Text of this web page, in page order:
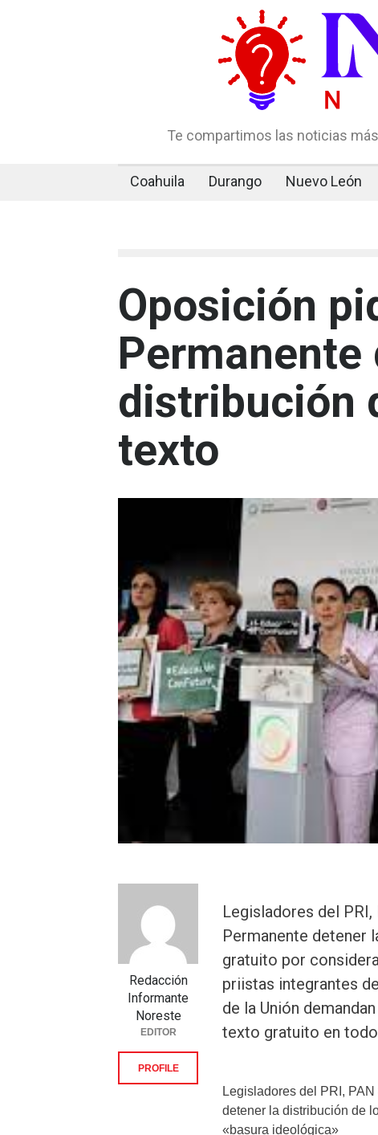
Te compartimos las noticias
Coahuila Durango Nuevo León
Oposición
Permanente
distribución
texto
Legisladores del
Permanente detener
gratuito por
priistas integrantes
de la Unión
texto gratuito en
Legisladores del PRI,
detener la distribución de
«basura ideológica»
Redacción
Informante
Noreste
EDITOR
PROFILE